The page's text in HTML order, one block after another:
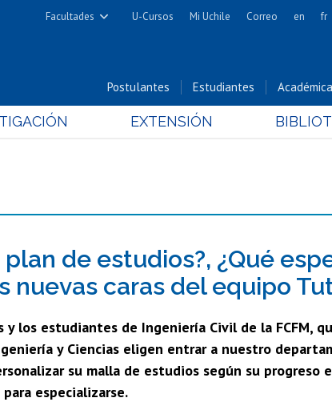
Facultades
Cs. Físicas y Matemáticas
Cs. Forestales y
Cs. Químicas y Farmacéuticas
Cs.
Estudios Avanzados en Educación
Estudios
Nutrición y Tecnología de
U-Cursos Mi Uchile Correo en fr
Postulantes Estudiantes
EXTENSIÓN
de estudios?, ¿Qué
nuevas caras del equipo
y los estudiantes de Ingeniería Civil de la FCFM,
y Ciencias eligen entrar a nuestro
su malla de estudios según su
especializarse.